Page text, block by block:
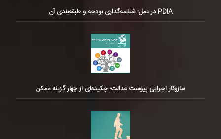
PDIA در عمل: شناسه‌گذاری بودجه و طبقه‌بندی آن
سازوکار اجرایی پیوست عدالت؛ چکیده‌ای از چهار گزینه ممکن